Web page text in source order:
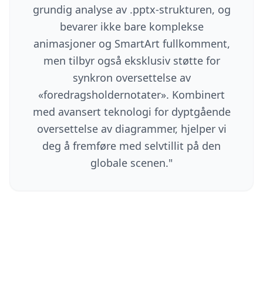
grundig analyse av .pptx-strukturen, og
bevarer ikke bare komplekse
animasjoner og SmartArt fullkomment,
men tilbyr også eksklusiv støtte for
synkron oversettelse av
«foredragsholdernotater». Kombinert
med avansert teknologi for dyptgående
oversettelse av diagrammer, hjelper vi
deg å fremføre med selvtillit på den
globale scenen."